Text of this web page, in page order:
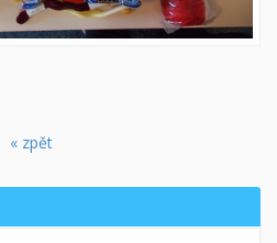
« zpět